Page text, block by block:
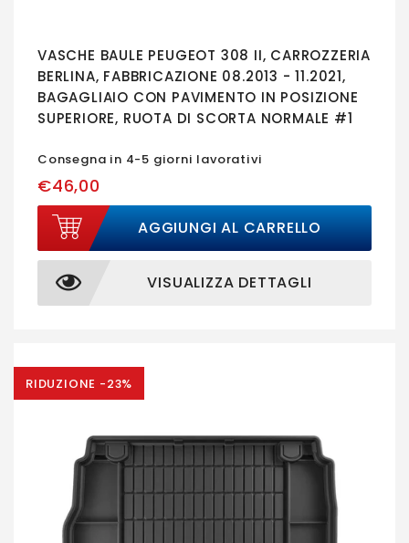
VASCHE BAULE PEUGEOT 308 II, CARROZZERIA
BERLINA, FABBRICAZIONE 08.2013 - 11.2021,
BAGAGLIAIO CON PAVIMENTO IN POSIZIONE
SUPERIORE, RUOTA DI SCORTA NORMALE #1
Consegna in 4-5 giorni lavorativi
€46,00
AGGIUNGI AL CARRELLO
VISUALIZZA DETTAGLI
RIDUZIONE -23%